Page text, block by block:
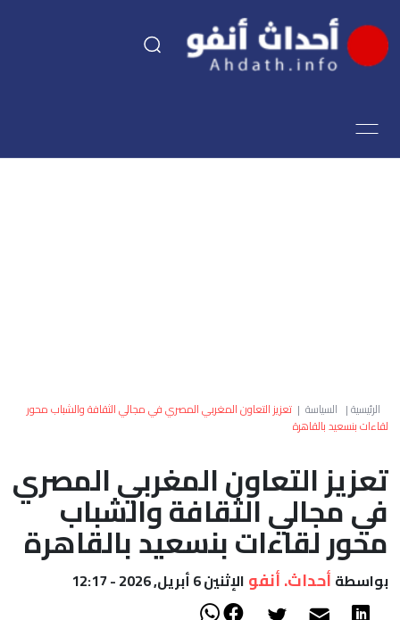
اقتصاد
العالم
الصحراء
الرئيسية| السياسة | تعزيز التعاون المغربي المصري في مجالي الثقافة والشباب محور
لقاءات بنسعيد بالقاهرة
تعزيز التعاون المغربي المصري
في مجالي الثقافة والشباب
محور لقاءات بنسعيد بالقاهرة
بواسطة أحداث. أنفو الإثنين 6 أبريل, 2026 - 12:17